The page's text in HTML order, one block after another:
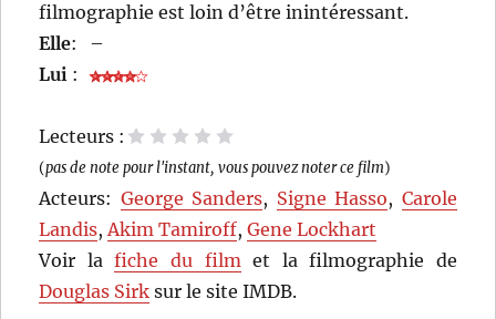
filmographie est loin d’être inintéressant.
Elle:
–
Lui :
Lecteurs :
5 étoiles
4 étoiles
3 étoiles
2 étoiles
1 étoile
(pas de note pour l'instant, vous pouvez noter ce film)
Acteurs: George Sanders, Signe Hasso, Carole
Landis,Akim Tamiroff,Gene Lockhart
Voir lafiche du filmet la filmographie de
Douglas Sirk sur le site IMDB.